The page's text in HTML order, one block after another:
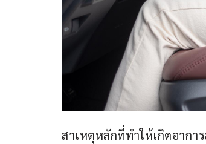
สาเหตุหลักที่ทำให้เกิดอากา